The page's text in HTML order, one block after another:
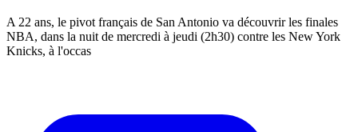
A 22 ans, le pivot français de San Antonio va découvrir les finales
NBA, dans la nuit de mercredi à jeudi (2h30) contre les New York
Knicks, à l'occas